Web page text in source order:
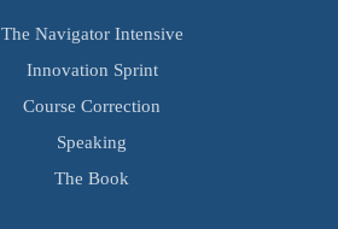
The Navigator Intensive
Innovation Sprint
Course Correction
Speaking
The Book